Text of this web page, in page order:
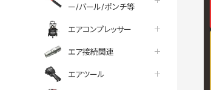
ー/バール/ポンチ等
エアコンプレッサー
エア接続関連
エアツール